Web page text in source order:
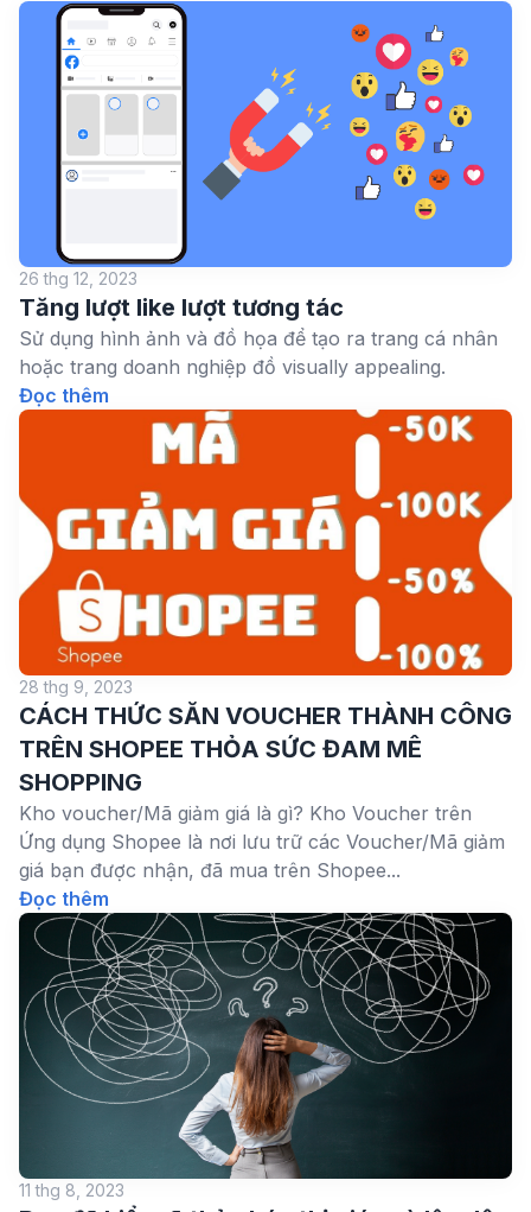
26 thg 12, 2023
Tăng lượt like lượt tương tác
Sử dụng hình ảnh và đồ họa để tạo ra trang cá nhân
hoặc trang doanh nghiệp đồ visually appealing.
Đọc thêm
28 thg 9, 2023
CÁCH THỨC SĂN VOUCHER THÀNH CÔNG
TRÊN SHOPEE THỎA SỨC ĐAM MÊ
SHOPPING
Kho voucher/Mã giảm giá là gì? Kho Voucher trên
Ứng dụng Shopee là nơi lưu trữ các Voucher/Mã giảm
giá bạn được nhận, đã mua trên Shopee...
Đọc thêm
11 thg 8, 2023